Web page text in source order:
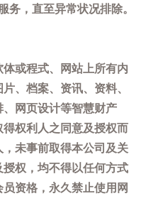
务，直至异常状况排除。
或程式、网站上所有内
、档案、资讯、资料、
网页设计等智慧财产
权利人之同意及授权而
未事前取得本公司及关
权，均不得以任何方式
资格，永久禁止使用网